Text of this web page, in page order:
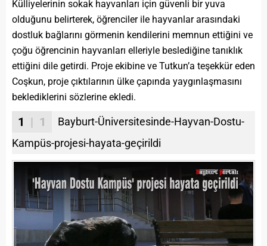
Külliyelerinin sokak hayvanları için güvenli bir yuva
olduğunu belirterek, öğrenciler ile hayvanlar arasındaki
dostluk bağlarını görmenin kendilerini memnun ettiğini ve
çoğu öğrencinin hayvanları elleriyle beslediğine tanıklık
ettiğini dile getirdi. Proje ekibine ve Tutkun’a teşekkür eden
Coşkun, proje çıktılarının ülke çapında yaygınlaşmasını
beklediklerini sözlerine ekledi.
1 | 1
Bayburt-Üniversitesinde-Hayvan-Dostu-
Kampüs-projesi-hayata-geçirildi